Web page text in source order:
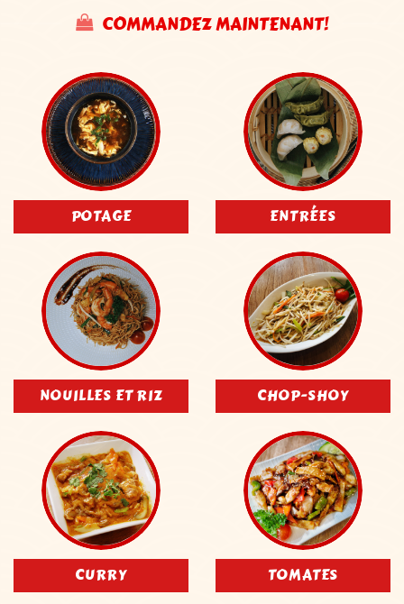
COMMANDEZ MAINTENANT!
POTAGE ENTRÉES
NOUILLES ET RIZ CHOP-SHOY
CURRY TOMATES